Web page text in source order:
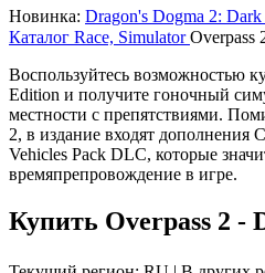
Новинка: Dragon's Dogma 2:
Каталог Race, Simulator Overpass
Воспользуйтесь возможностью
Edition и получите гоночный
местности с препятствиями.
2, в издание входят дополнения
Vehicles Pack DLC, которые
времяпрепровождение в игре.
Купить Overpass 2 -